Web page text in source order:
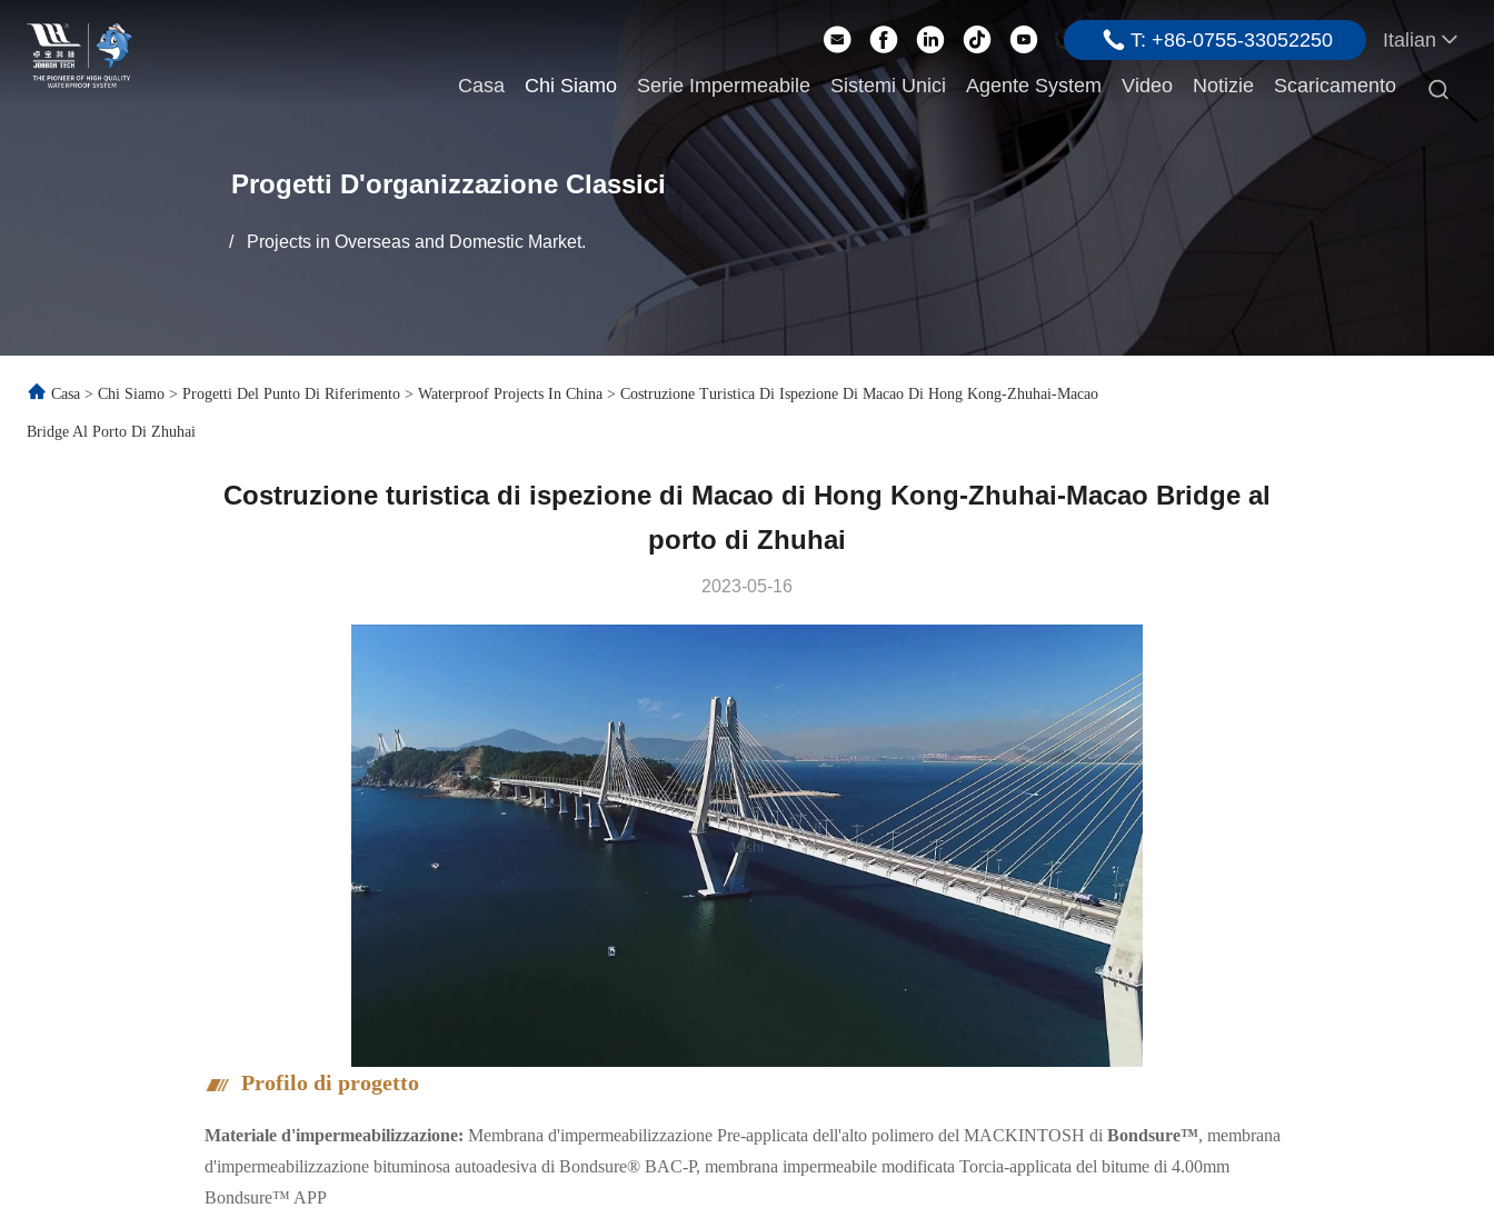
T: +86-0755-33052250 Italian
Casa Chi Siamo Serie Impermeabile Sistemi Unici Agente System Video Notizie Scaricamento 
Progetti D'organizzazione Classici
/ Projects in Overseas and Domestic Market.
Casa > Chi Siamo > Progetti Del Punto Di Riferimento > Waterproof Projects In China > Costruzione Turistica Di Ispezione Di Macao Di Hong Kong-Zhuhai-Macao
Bridge Al Porto Di Zhuhai
Costruzione turistica di ispezione di Macao di Hong Kong-Zhuhai-Macao Bridge al
porto di Zhuhai
2023-05-16
Profilo di progetto
Materiale d'impermeabilizzazione: Membrana d'impermeabilizzazione Pre-applicata dell'alto polimero del MACKINTOSH di Bondsure™, membrana
d'impermeabilizzazione bituminosa autoadesiva di Bondsure® BAC-P, membrana impermeabile modificata Torcia-applicata del bitume di 4.00mm
Bondsure™ APP